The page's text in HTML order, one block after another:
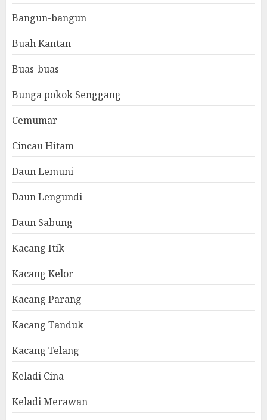
Bangun-bangun
Buah Kantan
Buas-buas
Bunga pokok Senggang
Cemumar
Cincau Hitam
Daun Lemuni
Daun Lengundi
Daun Sabung
Kacang Itik
Kacang Kelor
Kacang Parang
Kacang Tanduk
Kacang Telang
Keladi Cina
Keladi Merawan